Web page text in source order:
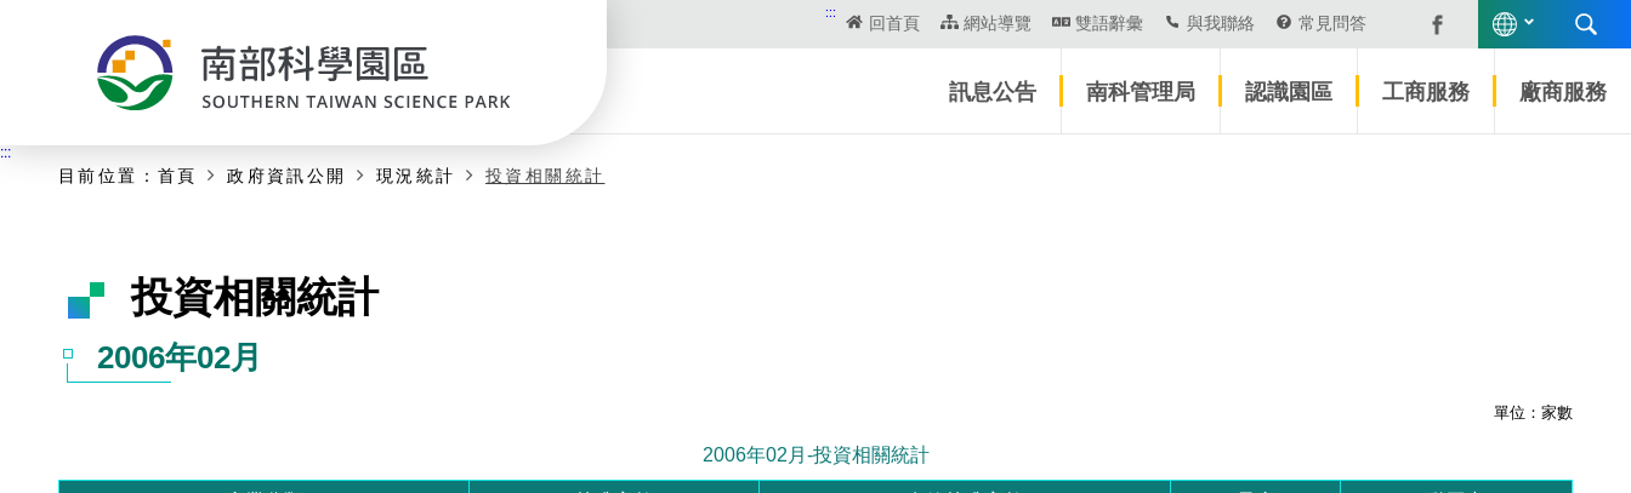
::: 回首頁 網站導覽 雙語辭彙 與我聯絡 常見問答
訊息公告 南科管理局 認識園區 工商服務 廠商服務
主要內容開始
:::
目前位置： 首頁 政府資訊公開 現況統計 投資相關統計